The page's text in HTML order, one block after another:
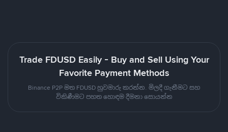
Trade FDUSD Easily - Buy and Sell Using Your
Favorite Payment Methods
Binance P2P මත FDUSD හුවමාරු කරන්න. මිලදී ගැනීමට සහ
විකිණීමට පහත හොඳම දීමනා සොයන්න